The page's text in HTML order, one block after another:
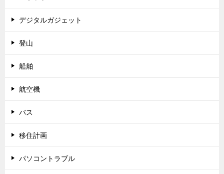
デジタルガジェット
登山
船舶
航空機
バス
移住計画
パソコントラブル